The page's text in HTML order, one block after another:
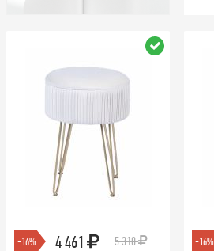
-16% 4 461 5 310 -16%